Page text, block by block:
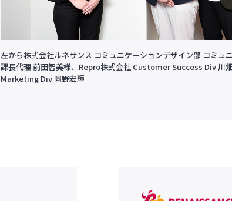
左から株式会社ルネサンス コミュニケーションデザイン部 コミュ
課長代理 前田智美様、Repro株式会社 Customer Success Div 川
Marketing Div 岡野宏輝